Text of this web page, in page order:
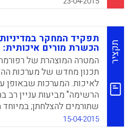
"מעודד מפגש בלתי
שבו בוחן הסטודנט את
הוא חי למול מורשת העבר"
WhatsApp
Email
X
לעולם העבודה…הלימוד
מרענן ומושך אך קשה
– נטישת הלמידה על פי
שמשמעותה הבנת תחומי
ויסודית יותר מאשר למידת
עצמם בלבד" (יורם אורעד).
WhatsApp
Email
X
תקציר
תפקיד המחקר
הכשרת מורים איכותית:
המטרה המוצהרת של
תכנון מחדש של מערכות
לאיכות. המערכות שבאופן
הרשימה" מביעות עניין רב
שתורמים להצלחתן; במיוחד
ההכנה של המורים לעתיד.
התהליכים להבטחת
15-04-2015